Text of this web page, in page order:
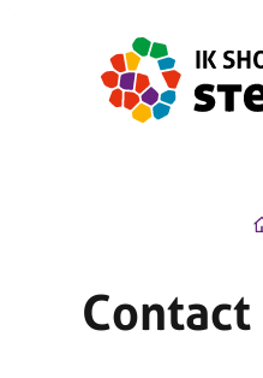
Ik Shop in Stekene
Contact